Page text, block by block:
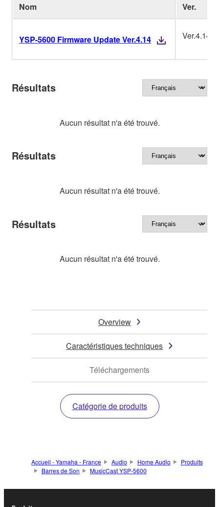
Nom Ver.
YSP-5600 Firmware Update Ver.4.14 Ver.4.14
Résultats
Aucun résultat n'a été trouvé.
Résultats
Aucun résultat n'a été trouvé.
Résultats
Aucun résultat n'a été trouvé.
Overview
Caractéristiques techniques
Téléchargements
Catégorie de produits
Accueil - Yamaha - France Audio Home Audio
Produits
Barres de Son
MusicCast YSP-5600